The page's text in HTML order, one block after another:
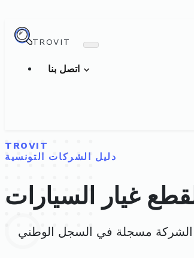
TROVIT
TROVIT
دليل الشركات التونسية
غيار السيارات
الشركة مسجلة في السجل الوطني